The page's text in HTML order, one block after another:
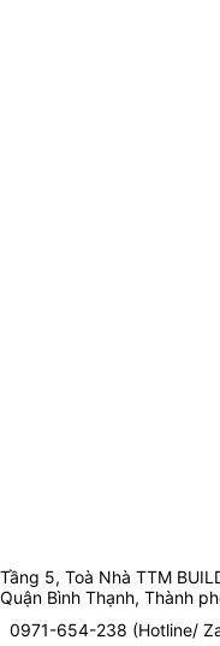
Tầng 5, Toà Nhà TTM
Quận Bình Thạnh, Thành
0971-654-238 (Hotline/